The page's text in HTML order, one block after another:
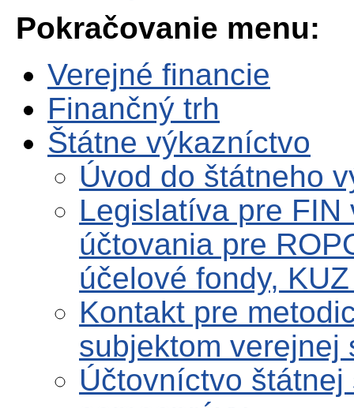
Pokračovanie menu:
Verejné financie
Finančný trh
Štátne výkazníctvo
Úvod do štátneho
Legislatíva pre FIN
účtovania pre
účelové fondy,
Kontakt pre
subjektom verejnej
Účtovníctvo